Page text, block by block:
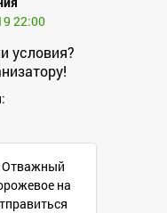
22:00
условия?
Отважный
на